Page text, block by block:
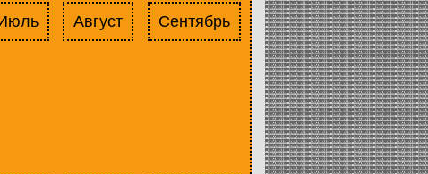
Август Сентябрь